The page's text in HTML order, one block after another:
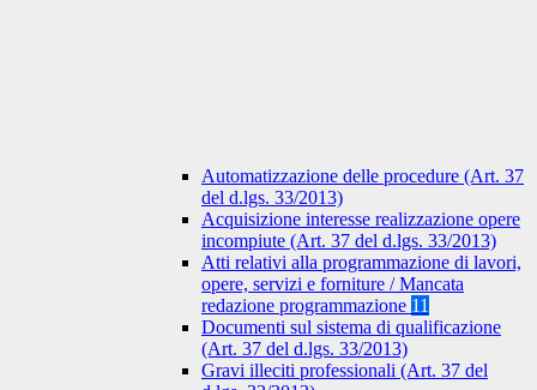
Automatizzazione delle procedure (Art. 37
del d.lgs. 33/2013)
Acquisizione interesse realizzazione opere
incompiute (Art. 37 del d.lgs. 33/2013)
Atti relativi alla programmazione di lavori,
opere, servizi e forniture / Mancata
redazione programmazione 11
Documenti sul sistema di qualificazione
(Art. 37 del d.lgs. 33/2013)
Gravi illeciti professionali (Art. 37 del